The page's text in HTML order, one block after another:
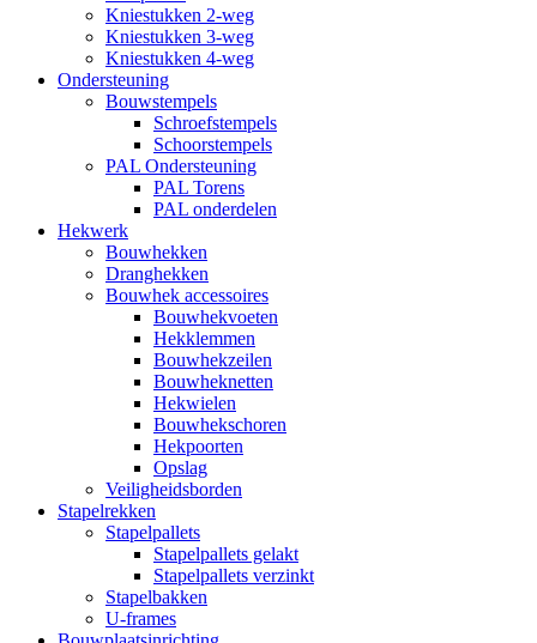
Kniestukken 2-weg
Kniestukken 3-weg
Kniestukken 4-weg
Ondersteuning
Bouwstempels
Schroefstempels
Schoorstempels
PAL Ondersteuning
PAL Torens
PAL onderdelen
Hekwerk
Bouwhekken
Dranghekken
Bouwhek accessoires
Bouwhekvoeten
Hekklemmen
Bouwhekzeilen
Bouwheknetten
Hekwielen
Bouwhekschoren
Hekpoorten
Opslag
Veiligheidsborden
Stapelrekken
Stapelpallets
Stapelpallets gelakt
Stapelpallets verzinkt
Stapelbakken
U-frames